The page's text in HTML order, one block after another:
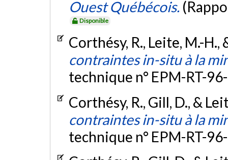
Ouest Québécois.
Disponible
Corthésy, R., Leite, M.-H.,
contraintes in-situ à la
technique n° EPM-RT-
Corthésy, R., Gill, D., &
contraintes in-situ à la
technique n° EPM-RT-